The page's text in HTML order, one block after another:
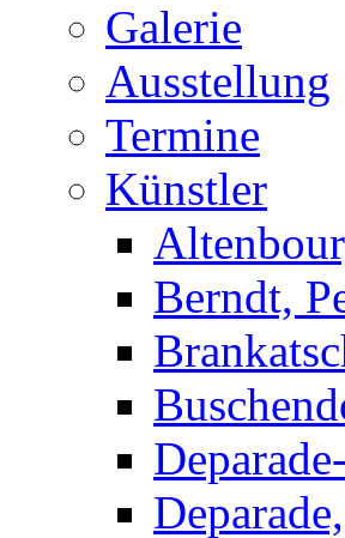
Galerie
Ausstellung
Termine
Künstler
Berndt,